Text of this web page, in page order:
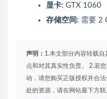
显卡: GTX 1060
存储空间: 需要 2
声明： 1.本文部分内容转载
点和对其真实性负责。 2.若
动，请您购买正版授权并合
处的资源，请在网站最下方